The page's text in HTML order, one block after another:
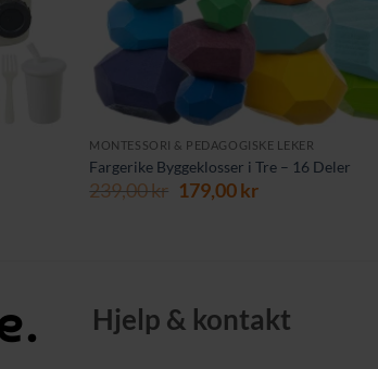
MONTESSORI & PEDAGOGISKE LEKER
Fargerike Byggeklosser i Tre – 16 Deler
239,00kr Opprinnelig
179,00krNåværende
Hjelp & kontakt